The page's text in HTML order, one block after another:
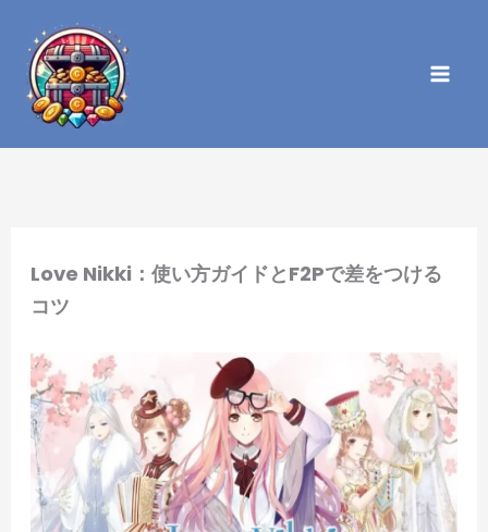
キ
Love Nikki：使い方ガイドとF2Pで差をつける
コツ